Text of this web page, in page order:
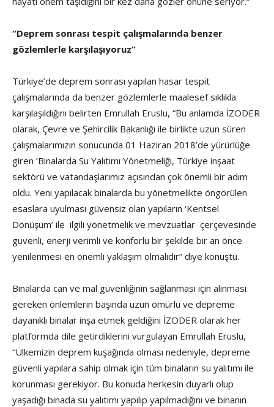
“Deprem sonrası tespit çalışmalarında benzer
gözlemlerle karşılaşıyoruz”
Türkiye’de deprem sonrası yapılan hasar tespit
çalışmalarında da benzer gözlemlerle maalesef sıklıkla
karşılaşıldığını belirten Emrullah Eruslu, “Bu anlamda İZODER
olarak, Çevre ve Şehircilik Bakanlığı ile birlikte uzun süren
çalışmalarımızın sonucunda 01 Haziran 2018’de yürürlüğe
giren ‘Binalarda Su Yalıtımı Yönetmeliği, Türkiye inşaat
sektörü ve vatandaşlarımız açısından çok önemli bir adım
oldu. Yeni yapılacak binalarda bu yönetmelikte öngörülen
esaslara uyulması güvensiz olan yapıların ‘Kentsel
Dönüşüm’ ile ilgili yönetmelik ve mevzuatlar çerçevesinde
güvenli, enerji verimli ve konforlu bir şekilde bir an önce
yenilenmesi en önemli yaklaşım olmalıdır” diye konuştu.
Binalarda can ve mal güvenliğinin sağlanması için alınması
gereken önlemlerin başında uzun ömürlü ve depreme
dayanıklı binalar inşa etmek geldiğini İZODER olarak her
platformda dile getirdiklerini vurgulayan Emrullah Eruslu,
“Ülkemizin deprem kuşağında olması nedeniyle, depreme
güvenli yapılara sahip olmak için tüm binaların su yalıtımı ile
korunması gerekiyor. Bu konuda herkesin duyarlı olup
yaşadığı binada su yalıtımı yapılıp yapılmadığını ve binanın